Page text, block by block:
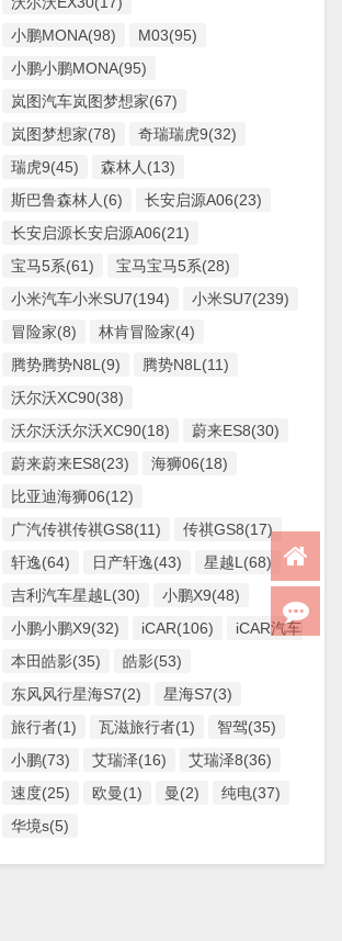
小鹏MONA(98)
M03(95)
小鹏小鹏MONA(95)
岚图汽车岚图梦想家(67)
岚图梦想家(78)
奇瑞瑞虎9(32)
瑞虎9(45)
森林人(13)
斯巴鲁森林人(6)
长安启源A06(23)
长安启源长安启源A06(21)
宝马5系(61)
宝马宝马5系(28)
小米汽车小米SU7(194)
小米SU7(239)
冒险家(8)
林肯冒险家(4)
腾势腾势N8L(9)
腾势N8L(11)
沃尔沃XC90(38)
沃尔沃沃尔沃XC90(18)
蔚来ES8(30)
蔚来蔚来ES8(23)
海狮06(18)
比亚迪海狮06(12)
广汽传祺传祺GS8(11)
传祺GS8(17)
轩逸(64)
日产轩逸(43)
星越L(68)
吉利汽车星越L(30)
小鹏X9(48)
小鹏小鹏X9(32)
iCAR(106)
iCAR汽车
本田皓影(35)
皓影(53)
东风风行星海S7(2)
星海S7(3)
旅行者(1)
瓦滋旅行者(1)
智驾(35)
小鹏(73)
艾瑞泽(16)
艾瑞泽8(36)
速度(25)
欧曼(1) 曼(2)
纯电(37)
华境s(5)